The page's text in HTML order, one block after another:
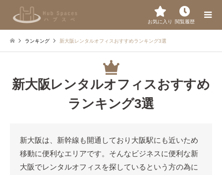
お気に入り 閲覧履歴
ランキング 新大阪レンタルオフィスおすすめランキング3選
新大阪レンタルオフィスおすすめ
ランキング3選
新大阪は、新幹線も開通しており大阪駅にも近いため
移動に便利なエリアです。そんなビジネスに便利な新
大阪でレンタルオフィスを探しているという方の為に